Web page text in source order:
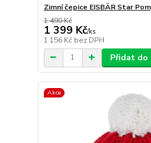
Zimní čepice EISBÄR Star
1 490 Kč
1 399 Kč/ks
1 156 Kč bez DPH
Přidat do
Akce